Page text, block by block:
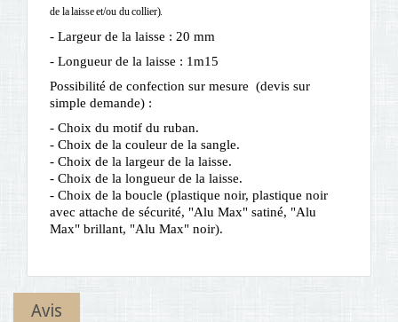
de la laisse et/ou du collier).
- Largeur de la laisse : 20 mm
- Longueur de la laisse : 1m15
Possibilité de confection sur mesure (devis sur
simple demande) :
- Choix du motif du ruban.
- Choix de la couleur de la sangle.
- Choix de la largeur de la laisse.
- Choix de la longueur de la laisse.
- Choix de la boucle (plastique noir, plastique noir
avec attache de sécurité, "Alu Max" satiné, "Alu
Max" brillant, "Alu Max" noir).
Avis